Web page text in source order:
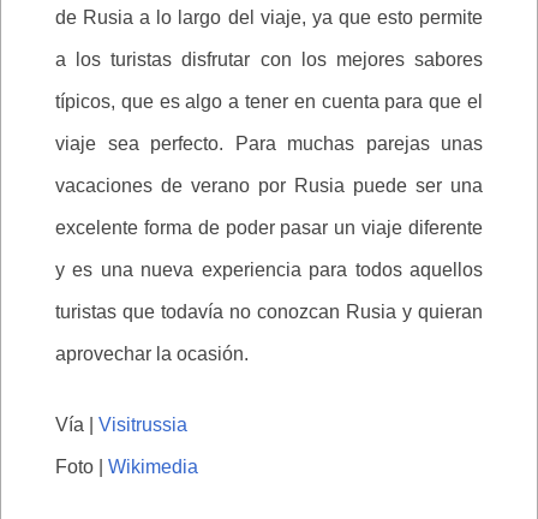
de Rusia a lo largo del viaje, ya que esto permite
a los turistas disfrutar con los mejores sabores
típicos, que es algo a tener en cuenta para que el
viaje sea perfecto. Para muchas parejas unas
vacaciones de verano por Rusia puede ser una
excelente forma de poder pasar un viaje diferente
y es una nueva experiencia para todos aquellos
turistas que todavía no conozcan Rusia y quieran
aprovechar la ocasión.
Vía | Visitrussia
Foto | Wikimedia